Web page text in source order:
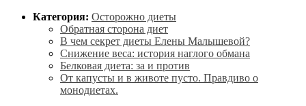
Категория: Осторожно диеты
Обратная сторона диет
В чем секрет диеты Елены Малышевой?
Снижение веса: история наглого обмана
Белковая диета: за и против
От капусты и в животе пусто. Правдиво о
монодиетах.